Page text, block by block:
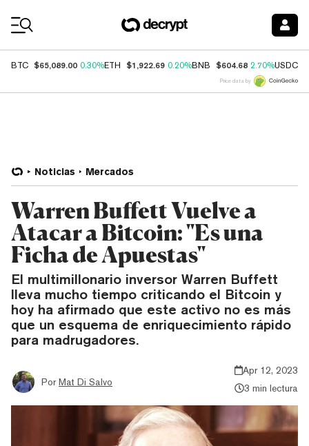
BTC $65,089.00 0.30%ETH $1,922.69 0.20%BNB $604.68 2.70%USDC
Price data by
Noticias Mercados
Warren Buffett Vuelve a
Atacar a Bitcoin: "Es una
Ficha de Apuestas"
El multimillonario inversor Warren Buffett
lleva mucho tiempo criticando el Bitcoin y
hoy ha afirmado que este activo no es más
que un esquema de enriquecimiento rápido
para madrugadores.
Por Mat Di Salvo
Apr 12, 2023
3 min lectura